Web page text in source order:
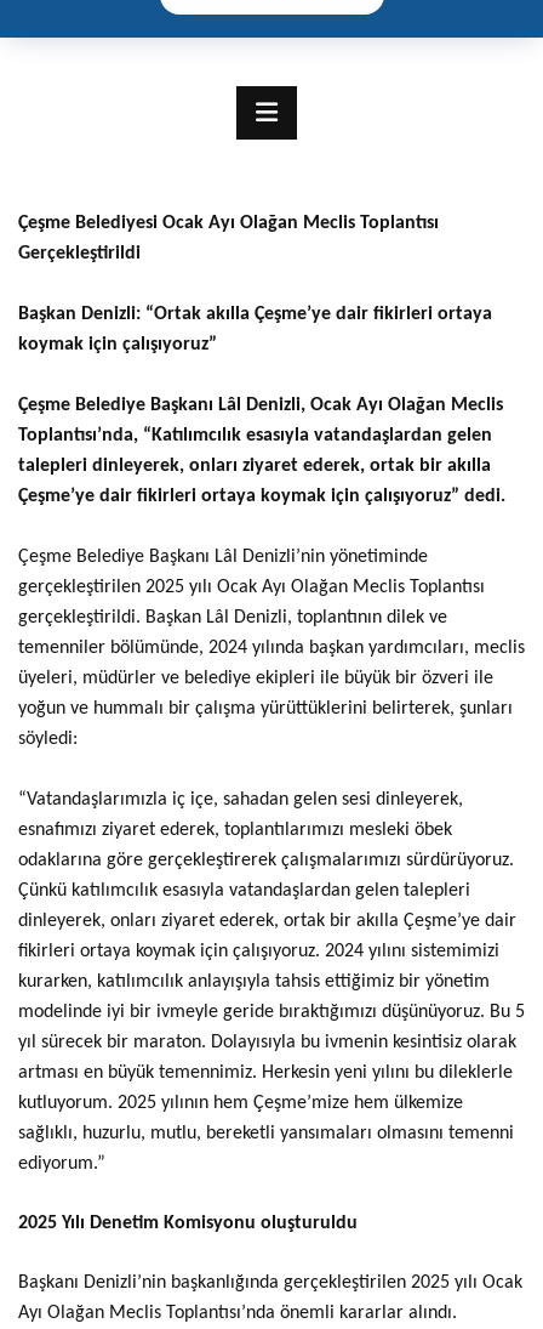
TIME TO DISCOVER
THE UNIQUE STREETS OF ÇEŞME
PLACES TO VISIT
Çeşme Belediyesi Ocak Ayı Olağan Meclis Toplantısı
Gerçekleştirildi
Başkan Denizli: “Ortak akılla Çeşme’ye dair fikirleri ortaya
koymak için çalışıyoruz”
Çeşme Belediye Başkanı Lâl Denizli, Ocak Ayı Olağan Meclis
Toplantısı’nda, “Katılımcılık esasıyla vatandaşlardan gelen
talepleri dinleyerek, onları ziyaret ederek, ortak bir akılla
Çeşme’ye dair fikirleri ortaya koymak için çalışıyoruz” dedi.
Çeşme Belediye Başkanı Lâl Denizli’nin yönetiminde
gerçekleştirilen 2025 yılı Ocak Ayı Olağan Meclis Toplantısı
gerçekleştirildi. Başkan Lâl Denizli, toplantının dilek ve
temenniler bölümünde, 2024 yılında başkan yardımcıları, meclis
üyeleri, müdürler ve belediye ekipleri ile büyük bir özveri ile
yoğun ve hummalı bir çalışma yürüttüklerini belirterek, şunları
söyledi:
“Vatandaşlarımızla iç içe, sahadan gelen sesi dinleyerek,
esnafımızı ziyaret ederek, toplantılarımızı mesleki öbek
odaklarına göre gerçekleştirerek çalışmalarımızı sürdürüyoruz.
Çünkü katılımcılık esasıyla vatandaşlardan gelen talepleri
dinleyerek, onları ziyaret ederek, ortak bir akılla Çeşme’ye dair
fikirleri ortaya koymak için çalışıyoruz. 2024 yılını sistemimizi
kurarken, katılımcılık anlayışıyla tahsis ettiğimiz bir yönetim
modelinde iyi bir ivmeyle geride bıraktığımızı düşünüyoruz. Bu 5
yıl sürecek bir maraton. Dolayısıyla bu ivmenin kesintisiz olarak
artması en büyük temennimiz. Herkesin yeni yılını bu dileklerle
kutluyorum. 2025 yılının hem Çeşme’mize hem ülkemize
sağlıklı, huzurlu, mutlu, bereketli yansımaları olmasını temenni
ediyorum.”
2025 Yılı Denetim Komisyonu oluşturuldu
Başkanı Denizli’nin başkanlığında gerçekleştirilen 2025 yılı Ocak
Ayı Olağan Meclis Toplantısı’nda önemli kararlar alındı.